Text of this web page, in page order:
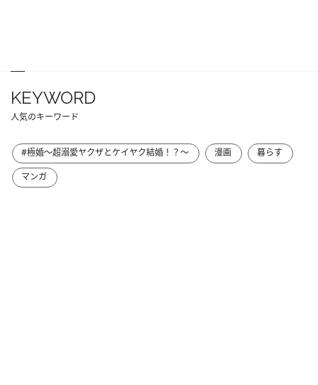
KEYWORD
人気のキーワード
#極婚～超溺愛ヤクザとケイヤク結婚！？～ 漫画
暮らす
マンガ